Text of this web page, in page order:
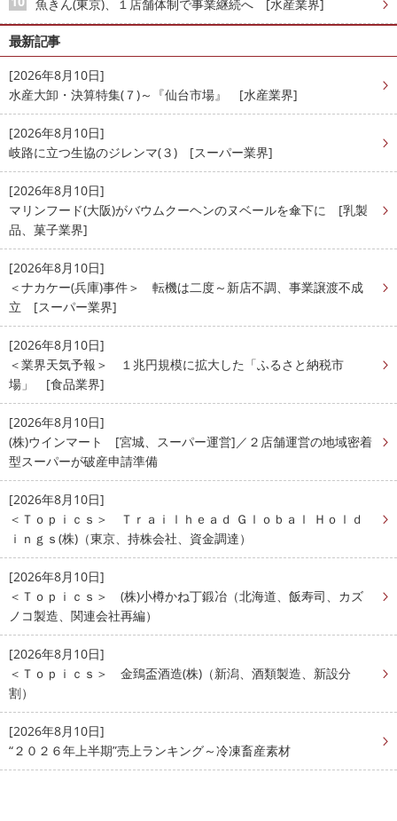
魚きん(東京)、１店舗体制で事業継続へ [水産業界]
最新記事
[2026年8月10日]
水産大卸・決算特集(７)～『仙台市場』 [水産業界]
[2026年8月10日]
岐路に立つ生協のジレンマ(３) [スーパー業界]
[2026年8月10日]
マリンフード(大阪)がバウムクーヘンのヌベールを傘下に [乳製
品、菓子業界]
[2026年8月10日]
＜ナカケー(兵庫)事件＞ 転機は二度～新店不調、事業譲渡不成
立 [スーパー業界]
[2026年8月10日]
＜業界天気予報＞ １兆円規模に拡大した「ふるさと納税市
場」 [食品業界]
[2026年8月10日]
(株)ウインマート [宮城、スーパー運営]／２店舗運営の地域密着
型スーパーが破産申請準備
[2026年8月10日]
＜Ｔｏｐｉｃｓ＞ Ｔｒａｉｌｈｅａｄ Ｇｌｏｂａｌ Ｈｏｌｄ
ｉｎｇｓ(株)（東京、持株会社、資金調達）
[2026年8月10日]
＜Ｔｏｐｉｃｓ＞ (株)小樽かね丁鍛冶（北海道、飯寿司、カズ
ノコ製造、関連会社再編）
[2026年8月10日]
＜Ｔｏｐｉｃｓ＞ 金鵄盃酒造(株)（新潟、酒類製造、新設分
割）
[2026年8月10日]
“２０２６年上半期”売上ランキング～冷凍畜産素材